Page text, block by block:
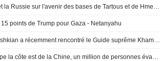
Accord entre La Syrie et la Russie sur l'avenir des bases de Tartous et de Hmeimim
points de Trump pour Gaza - Netanyahu
Iran : le président Pezeshkian a récemment rencontré le Guide suprême Khamenei, selon les médias d'État
Le typhon Dolphin frappe la côte est de la Chine, un million de personnes évacuées